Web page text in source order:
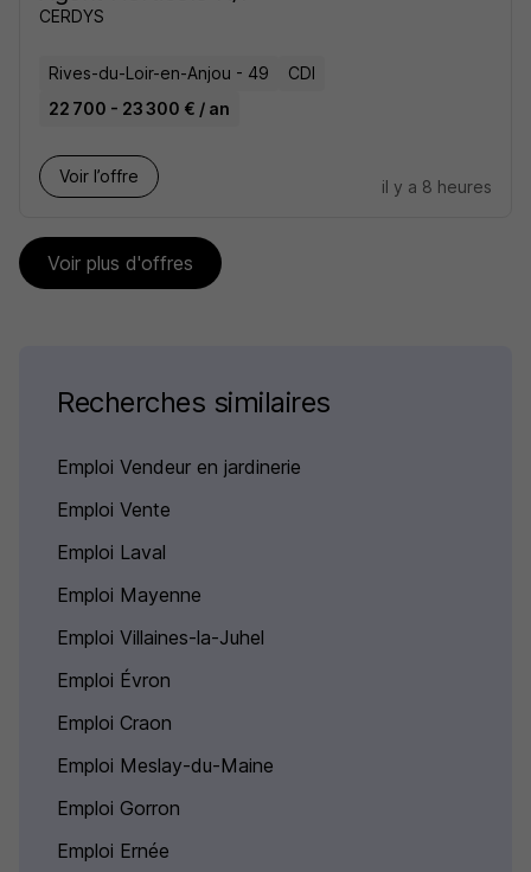
CERDYS
Rives-du-Loir-en-Anjou - 49
CDI
22 700 - 23 300 € / an
Voir l’offre
il y a 8 heures
Voir plus d'offres
Recherches similaires
Emploi Vendeur en jardinerie
Emploi Vente
Emploi Laval
Emploi Mayenne
Emploi Villaines-la-Juhel
Emploi Évron
Emploi Craon
Emploi Meslay-du-Maine
Emploi Gorron
Emploi Ernée